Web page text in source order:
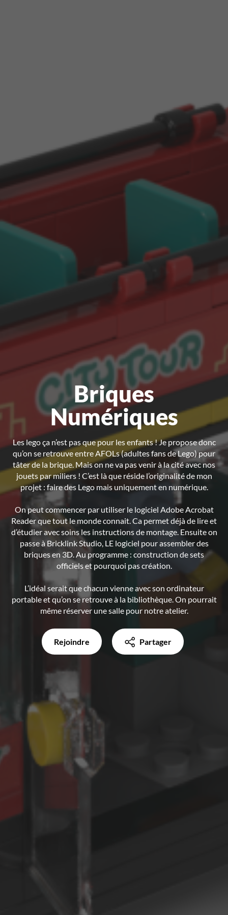
Briques
Numériques
Les lego ça n’est pas que pour les enfants ! Je propose donc
qu’on se retrouve entre AFOLs (adultes fans de Lego) pour
tâter de la brique. Mais on ne va pas venir à la cité avec nos
jouets par miliers ! C’est là que réside l’originalité de mon
projet : faire des Lego mais uniquement en numérique.
On peut commencer par utiliser le logiciel Adobe Acrobat
Reader que tout le monde connait. Ca permet déjà de lire et
d’étudier avec soins les instructions de montage. Ensuite on
passe à Bricklink Studio, LE logiciel pour assembler des
briques en 3D. Au programme : construction de sets
officiels et pourquoi pas création.
L’idéal serait que chacun vienne avec son ordinateur
portable et qu’on se retrouve à la bibliothèque. On pourrait
même réserver une salle pour notre atelier.
Rejoindre Partager